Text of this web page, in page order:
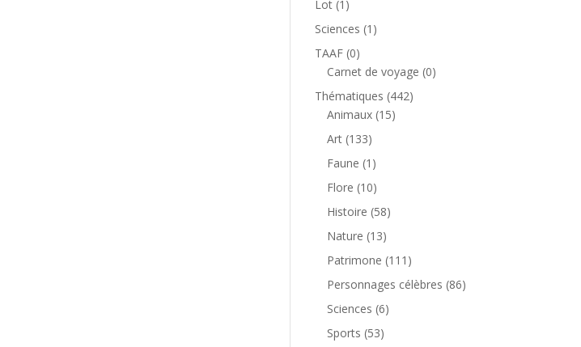
Lot 1 1
produit
Sciences 1 1
TAAF 00
produit
Carnet de voyage 00
Thématiques 442442
Animaux 1515
Art 133133
produits
Faune 1 1
produit
Flore 1010
produits
Histoire 5858
Nature 1313
produits
Patrimone 111 111
produits
Personnages célèbres 8686
Sciences 66
Sports 5353